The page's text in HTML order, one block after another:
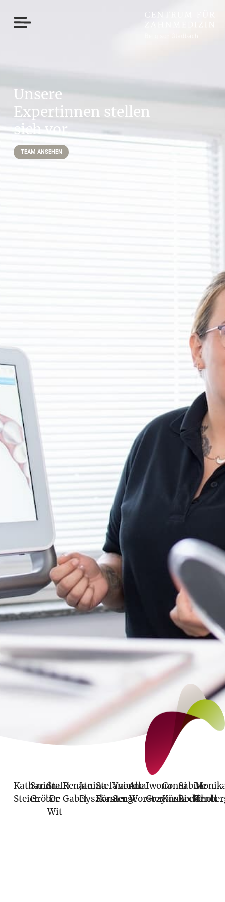
Unsere
Expertinnen stellen
sich vor
TEAM ANSEHEN
Katharina
Steier
Sandra
Gröber
Steffi
De
Wit
Renate
Gabel
Janina
Dyszkant
Stefanie
Förster
Yvonne
Senge
Alla
Worster
Iwona
Grzymski
Conni
Könnecke
Sabine
Tholl